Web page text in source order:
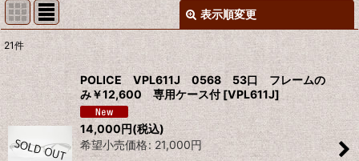
表示順変更
表示数:
並び順 :
絞り込む
21件
POLICE VPL611J 0568 53口 フレームの
み￥12,600 専用ケース付[VPL611J]
14,000円(税込)
希望小売価格: 21,000円